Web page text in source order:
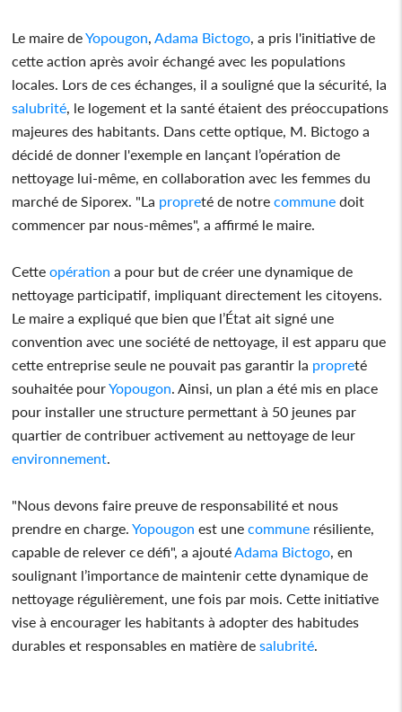
Le maire deYopougon Adama Bictogo , a pris l'initiative de
cette action après avoir échangé avec les populations
locales. Lors de ces échanges, il a souligné que la sécurité, la
salubrité , le logement et la santé étaient des préoccupations
majeures des habitants. Dans cette optique, M. Bictogo a
décidé de donner l'exemple en lançant l’opération de
nettoyage lui-même, en collaboration avec les femmes du
marché de Siporex. "La propreté de notre commune doit
commencer par nous-mêmes", a affirmé le maire.
Cette opération a pour but de créer une dynamique de
nettoyage participatif, impliquant directement les citoyens.
Le maire a expliqué que bien que l’État ait signé une
convention avec une société de nettoyage, il est apparu que
cette entreprise seule ne pouvait pas garantir la propreté
souhaitée pourYopougon . Ainsi, un plan a été mis en place
pour installer une structure permettant à 50 jeunes par
quartier de contribuer activement au nettoyage de leur
environnement
"Nous devons faire preuve de responsabilité et nous
prendre en charge.Yopougon est une commune résiliente,
capable de relever ce défi", a ajouté Adama Bictogo , en
soulignant l’importance de maintenir cette dynamique de
nettoyage régulièrement, une fois par mois. Cette initiative
vise à encourager les habitants à adopter des habitudes
durables et responsables en matière de salubrité